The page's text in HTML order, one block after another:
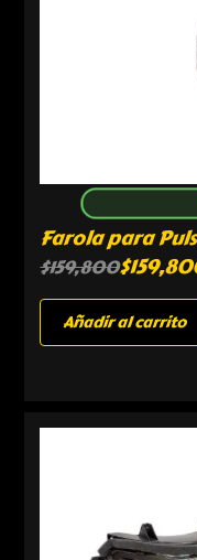
Farola para
$159,800$
Añadir al carrito